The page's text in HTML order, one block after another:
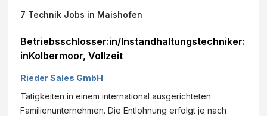
7 Technik Jobs in Maishofen
Betriebsschlosser:in/Instandhaltungstechniker:
inKolbermoor, Vollzeit
Rieder Sales GmbH
Tätigkeiten in einem international ausgerichteten
Familienunternehmen. Die Entlohnung erfolgt je nach